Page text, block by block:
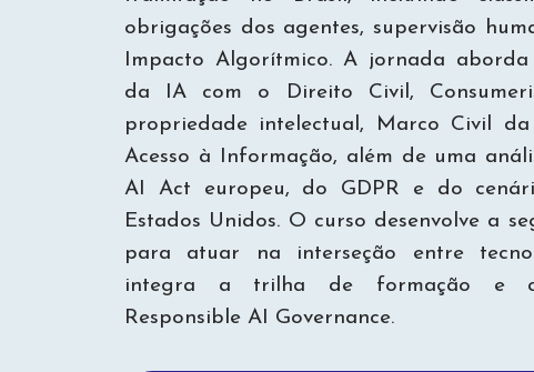
obrigações dos agentes, supervisão
Impacto Algorítmico. A jornada
da IA com o Direito Civil,
propriedade intelectual, Marco Civil
Acesso à Informação, além de uma
AI Act europeu, do GDPR e do
Estados Unidos. O curso desenvolve a
para atuar na interseção entre
integra a trilha de formação e
Responsible AI Governance.